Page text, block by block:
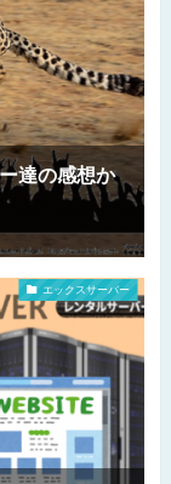
達の感想か
エックスサーバー